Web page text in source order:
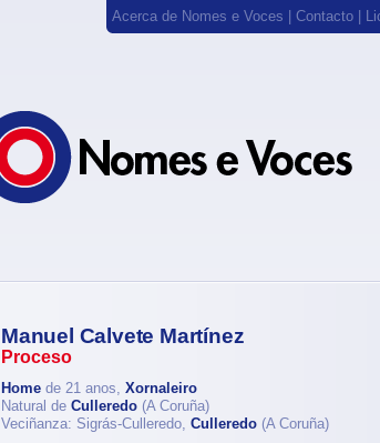
Acerca de Nomes e Voces Contacto
Manuel Calvete Martínez
Proceso
Home de 21 anos, Xornaleiro
Natural de Culleredo (A Coruña)
Veciñanza: Sigrás-Culleredo, Culleredo (A Coruña)